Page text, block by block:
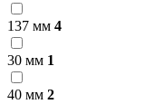
137 мм 4
30 мм 1
40 мм 2